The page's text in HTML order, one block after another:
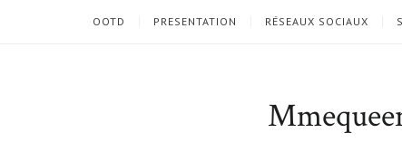
OOTD PRESENTATION RÉSEAUX SOCIAUX